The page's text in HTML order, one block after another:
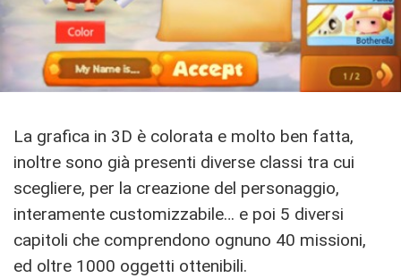
La grafica in 3D è colorata e molto ben fatta,
inoltre sono già presenti diverse classi tra cui
scegliere, per la creazione del personaggio,
interamente customizzabile… e poi 5 diversi
capitoli che comprendono ognuno 40 missioni,
ed oltre 1000 oggetti ottenibili.